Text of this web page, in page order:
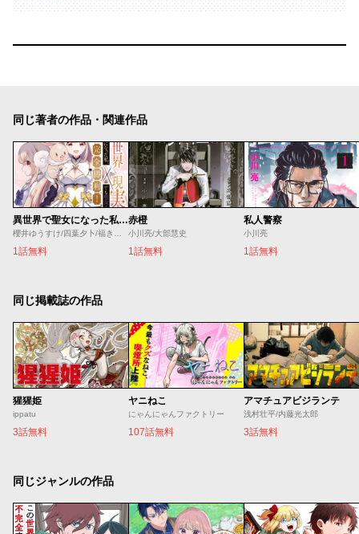
同じ著者の作品・関連作品
異世界で聖女になった私、現実世界でも聖女チートで完全勝利！
1話無料
赤橙
小川亮/大部慧史
1話無料
私人警察
小川亮
1話無料
同じ掲載誌の作品
猩猩姫
ippatu
3話無料
ヤニねこ
にゃんにゃんファクトリー
107話無料
アマチュアビジランテ
浅村壮平/内藤光太郎
3話無料
同じジャンルの作品